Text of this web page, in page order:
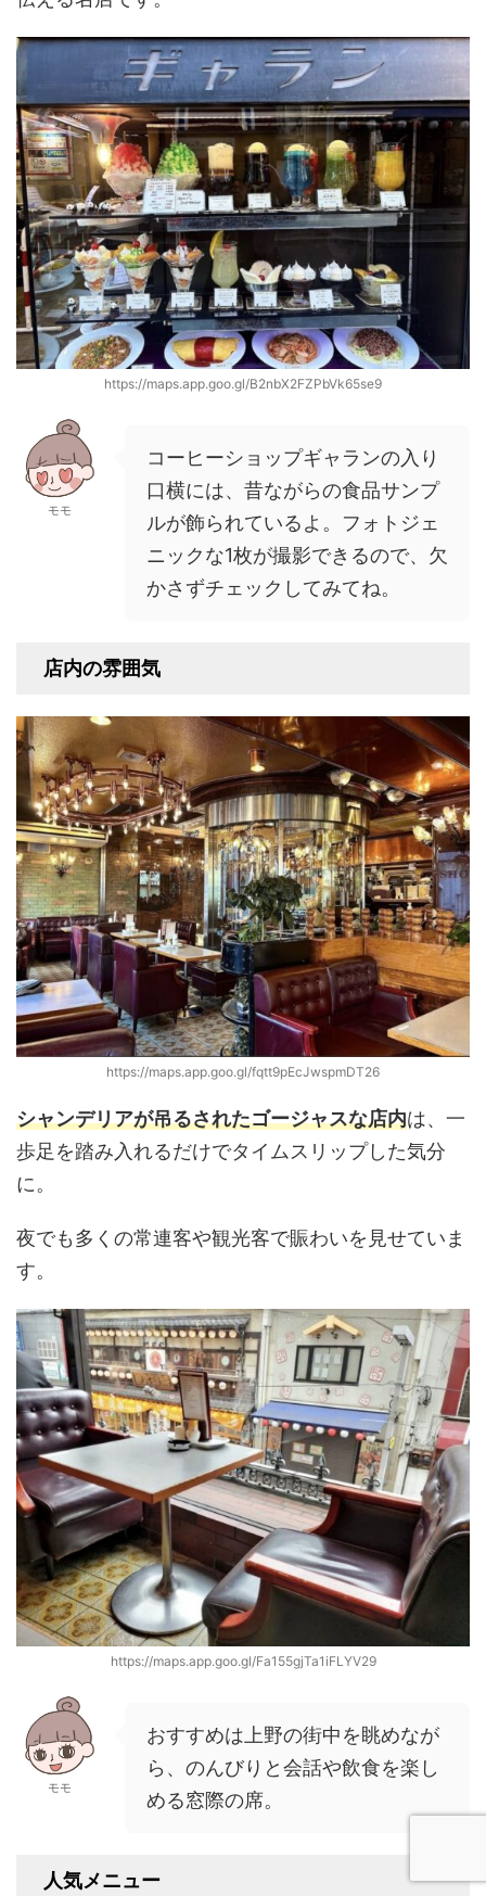
https://maps.app.goo.gl/B2nbX2FZPbVk65se9
モモ
コーヒーショップギャランの入り
口横には、昔ながらの食品サンプ
ルが飾られているよ。フォトジェ
ニックな1枚が撮影できるので、欠
かさずチェックしてみてね。
店内の雰囲気
https://maps.app.goo.gl/fqtt9pEcJwspmDT26
シャンデリアが吊るされたゴージャスな店内は、一
歩足を踏み入れるだけでタイムスリップした気分
に。
夜でも多くの常連客や観光客で賑わいを見せていま
す。
https://maps.app.goo.gl/Fa155gjTa1iFLYV29
モモ
おすすめは上野の街中を眺めなが
ら、のんびりと会話や飲食を楽し
める窓際の席。
人気メニュー